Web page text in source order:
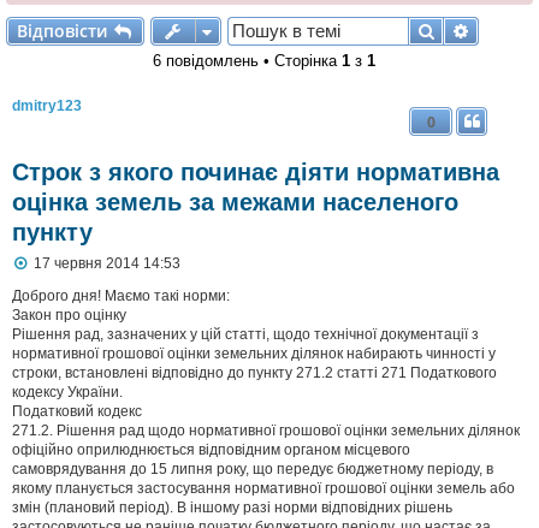
Відповісти
Відповісти Пошук
6 повідомлень • Сторінка 1з 1
dmitry123
Строк з якого починає діяти нормативна
оцінка земель за межами населеного
пункту
0
П
в
і
д
м
л
е
н
н
я
17 червня 2014 14:53
Доброго дня! Маємо такі норми:
Закон про оцінку
Рішення рад, зазначених у цій статті, щодо технічної документації з
нормативної грошової оцінки земельних ділянок набирають чинності у
строки, встановлені відповідно до пункту 271.2 статті 271 Податкового
кодексу України.
Податковий кодекс
271.2. Рішення рад щодо нормативної грошової оцінки земельних ділянок
офіційно оприлюднюється відповідним органом місцевого
самоврядування до 15 липня року, що передує бюджетному періоду, в
якому планується застосування нормативної грошової оцінки земель або
змін (плановий період). В іншому разі норми відповідних рішень